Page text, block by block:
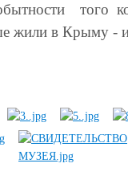
того
жили в Крыму -